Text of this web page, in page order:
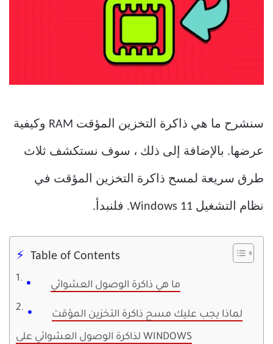
سنشرح ما هي ذاكرة التخزين المؤقت RAM وكيفية
عرضها. بالإضافة إلى ذلك ، سوف نستكشف ثلاث
طرق سريعة لمسح ذاكرة التخزين المؤقت في
نظام التشغيل Windows 11. فلنبدأ.
Table of Contents
ما هي ذاكرة الوصول العشوائي
لماذا يجب عليك مسح ذاكرة التخزين المؤقت
لذاكرة الوصول العشوائي على WINDOWS